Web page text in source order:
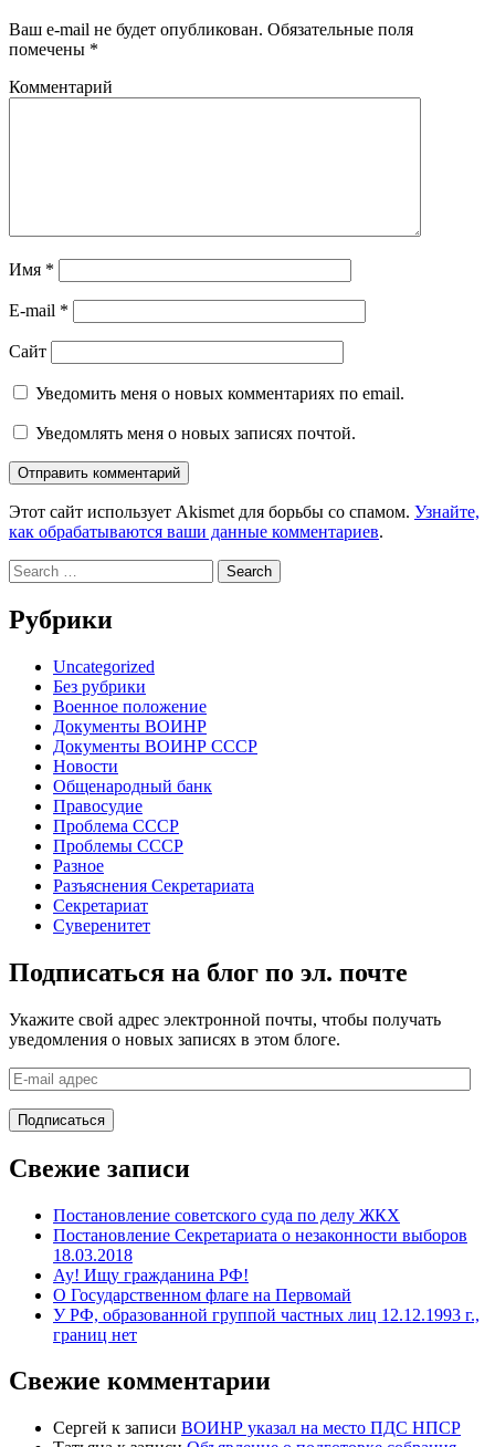
Ваш e-mail не будет опубликован. Обязательные поля
помечены *
Комментарий
Имя *
E-mail *
Сайт
Уведомить меня о новых комментариях по email.
Уведомлять меня о новых записях почтой.
Этот сайт использует Akismet для борьбы со спамом. Узнайте,
как обрабатываются ваши данные комментариев.
Search
for:
Рубрики
Uncategorized
Без рубрики
Военное положение
Документы ВОИНР
Документы ВОИНР СССР
Новости
Общенародный банк
Правосудие
Проблема СССР
Проблемы СССР
Разное
Разъяснения Секретариата
Секретариат
Суверенитет
Подписаться на блог по эл. почте
Укажите свой адрес электронной почты, чтобы получать
уведомления о новых записях в этом блоге.
E-
mail
адрес
Подписаться
Свежие записи
Постановление советского суда по делу ЖКХ
Постановление Секретариата о незаконности выборов
18.03.2018
Ау! Ищу гражданина РФ!
О Государственном флаге на Первомай
У РФ, образованной группой частных лиц 12.12.1993 г.,
границ нет
Свежие комментарии
Сергей к записи ВОИНР указал на место ПДС НПСР